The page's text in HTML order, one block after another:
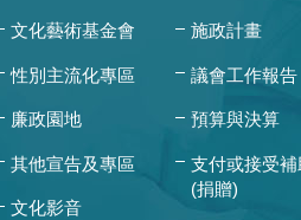
文化藝術基金會
性別主流化專區
廉政園地
其他宣告及專區
文化影音
施政計畫
議會工作報告
預算與決算
支付或接受補
(捐贈)